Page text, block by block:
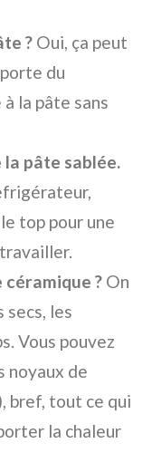
? Oui, ça peut
du
la pâte sans
la pâte sablée.
top pour une
? On
secs, les
Vous pouvez
noyaux de
bref, tout ce qui
la chaleur